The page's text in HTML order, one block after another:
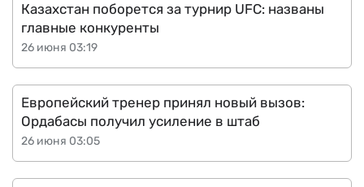
26 июня 03:19
Казахстан поборется за турнир UFC: названы
главные конкуренты
26 июня 03:05
Европейский тренер принял новый вызов:
Ордабасы получил усиление в штаб